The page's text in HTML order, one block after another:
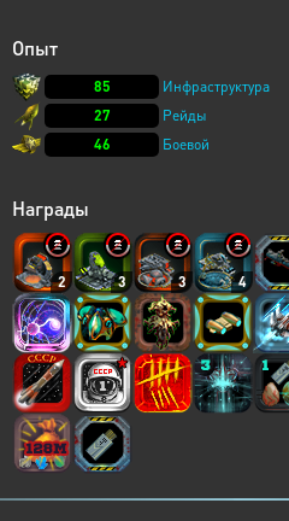
Опыт
85
Инфраструктура
27
Рейды
46
Боевой
Награды
2 3 3 4